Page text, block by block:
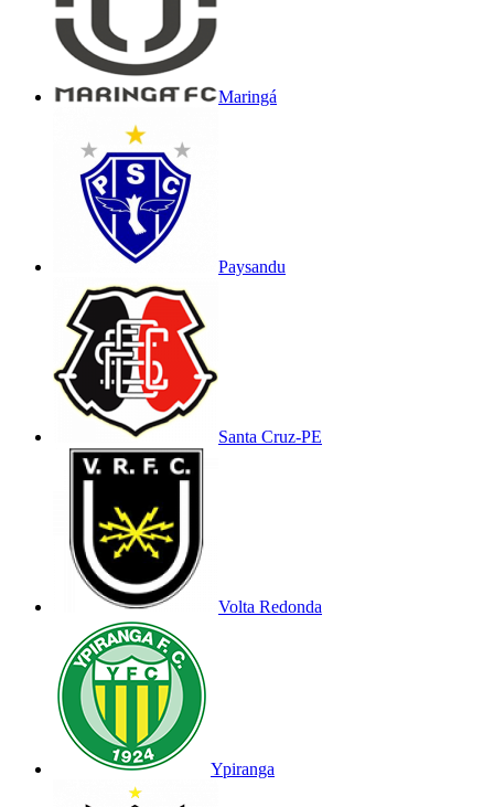
Maringá
Paysandu
Santa Cruz-PE
Volta Redonda
Ypiranga